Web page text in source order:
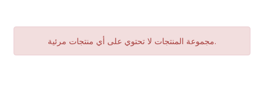
مجموعة المنتجات لا تحتوي على أي منتجات مرئية.